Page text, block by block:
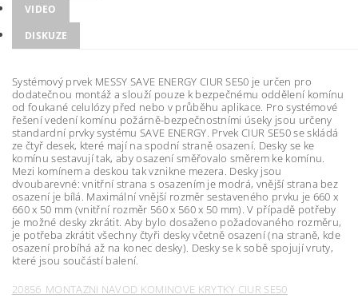
VIDEO
DISKUZE
Systémový prvek MESSY SAVE ENERGY CIUR SE50 je určen pro
dodatečnou montáž a slouží pouze k bezpečnému oddělení komínu
od foukané celulózy před nebo v průběhu aplikace. Pro systémové
řešení vedení komínu požárně-bezpečnostními úseky jsou určeny
standardní prvky systému SAVE ENERGY. Prvek CIUR SE50 se skládá
ze čtyř desek, které mají na spodní straně osazení. Desky se ke
komínu sestavují tak, aby osazení směřovalo směrem ke komínu.
Mezi komínem a deskou tak vznikne mezera. Desky jsou
dvoubarevné: vnitřní strana s osazením je modrá, vnější strana bez
osazení je bílá. Maximální vnější rozměr sestaveného prvku je 660 x
660 x 50 mm (vnitřní rozměr 560 x 560 x 50 mm). V případě potřeby
je možné desky zkrátit. Aby bylo dosaženo požadovaného rozměru,
je potřeba zkrátit všechny čtyři desky včetně osazení (na straně, kde
osazení probíhá až na konec desky). Desky se k sobě spojují vruty,
které jsou součástí balení.
20856_MONTAZNI NAVOD KOMINOVE KRYTKY CIUR SE50